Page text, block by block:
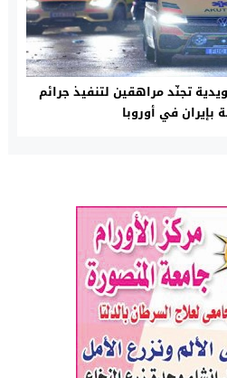
تجنّد مراهقين لتنفيذ جرائم
بإيران في أوروبا